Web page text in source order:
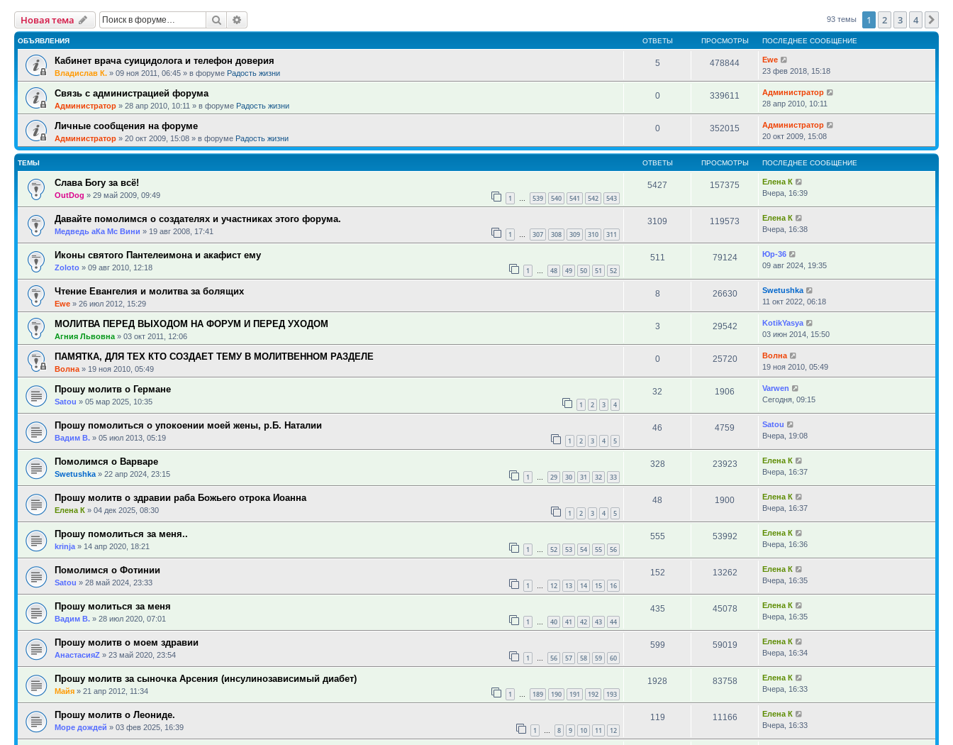
Новая тема Поиск 93 темы 1 2 3 4
ОБЪЯВЛЕНИЯ ОТВЕТЫ ПРОСМОТРЫ ПОСЛЕДНЕЕ СООБЩЕНИЕ
Кабинет врача суицидолога и телефон доверия
Владислав К. » 09 ноя 2011, 06:45 » в форуме Радость жизни
5 478844
Ewe
23 фев 2018, 15:18
Связь с администрацией форума
Администратор » 28 апр 2010, 10:11 » в форуме Радость жизни
0 339611
Администратор
28 апр 2010, 10:11
Личные сообщения на форуме
Администратор » 20 окт 2009, 15:08 » в форуме Радость жизни
0 352015
Администратор
20 окт 2009, 15:08
ТЕМЫ ОТВЕТЫ ПРОСМОТРЫ ПОСЛЕДНЕЕ СООБЩЕНИЕ
Слава Богу за всё!
OutDog » 29 май 2009, 09:49 1 … 539 540 541 542 543
5427 157375
Елена К
Вчера, 16:39
Давайте помолимся о создателях и участниках этого форума.
Медведь аКа Мс Вини » 19 авг 2008, 17:41 1 … 307 308 309 310 311
3109 119573
Елена К
Вчера, 16:38
Иконы святого Пантелеимона и акафист ему
Zoloto » 09 авг 2010, 12:18 1 … 48 49 50 51 52
511 79124
Юр-36
09 авг 2024, 19:35
Чтение Евангелия и молитва за болящих
Ewe » 26 июл 2012, 15:29
8 26630
Swetushka
11 окт 2022, 06:18
МОЛИТВА ПЕРЕД ВЫХОДОМ НА ФОРУМ И ПЕРЕД УХОДОМ
Агния Львовна » 03 окт 2011, 12:06
3 29542
KotikYasya
03 июн 2014, 15:50
ПАМЯТКА, ДЛЯ ТЕХ КТО СОЗДАЕТ ТЕМУ В МОЛИТВЕННОМ РАЗДЕЛЕ
Волна » 19 ноя 2010, 05:49
0 25720
Волна
19 ноя 2010, 05:49
Прошу молитв о Германе
Satou » 05 мар 2025, 10:35 1 2 3 4
32 1906
Varwen
Сегодня, 09:15
Прошу помолиться о упокоении моей жены, р.Б. Наталии
Вадим В. » 05 июл 2013, 05:19 1 2 3 4 5
46 4759
Satou
Вчера, 19:08
Помолимся о Варваре
Swetushka » 22 апр 2024, 23:15 1 … 29 30 31 32 33
328 23923
Елена К
Вчера, 16:37
Прошу молитв о здравии раба Божьего отрока Иоанна
Елена К » 04 дек 2025, 08:30 1 2 3 4 5
48 1900
Елена К
Вчера, 16:37
Прошу помолиться за меня..
krinja » 14 апр 2020, 18:21 1 … 52 53 54 55 56
555 53992
Елена К
Вчера, 16:36
Помолимся о Фотинии
Satou » 28 май 2024, 23:33 1 … 12 13 14 15 16
152 13262
Елена К
Вчера, 16:35
Прошу молиться за меня
Вадим В. » 28 июл 2020, 07:01 1 … 40 41 42 43 44
435 45078
Елена К
Вчера, 16:35
Прошу молитв о моем здравии
АнастасияZ » 23 май 2020, 23:54 1 … 56 57 58 59 60
599 59019
Елена К
Вчера, 16:34
Прошу молитв за сыночка Арсения (инсулинозависимый диабет)
Майя » 21 апр 2012, 11:34 1 … 189 190 191 192 193
1928 83758
Елена К
Вчера, 16:33
Прошу молитв о Леониде.
Море дождей » 03 фев 2025, 16:39 1 … 8 9 10 11 12
119 11166
Елена К
Вчера, 16:33